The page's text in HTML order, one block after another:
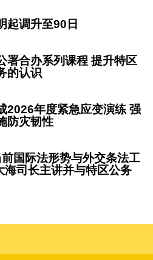
起调升至90日
署合办系列课程 提升特区
的认识
2026年度紧急应变演练 强
防灾韧性
国际法形势与外交条法工
海司长主讲并与特区公务